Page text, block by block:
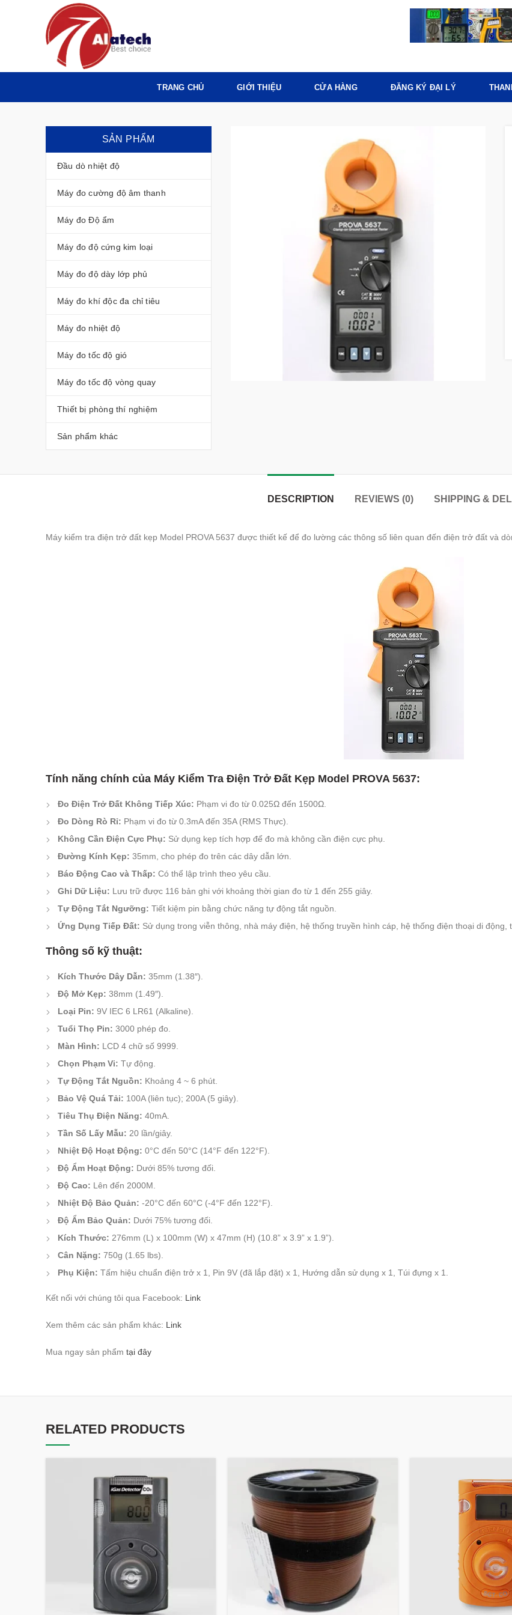
TRANG CHỦ GIỚI THIỆU CỬA HÀNG ĐĂNG KÝ ĐẠI LÝ
SẢN PHẨM
Đầu dò nhiệt độ
Máy đo cường độ âm thanh
Máy đo Độ ẩm
Máy đo độ cứng kim loại
Máy đo độ dày lớp phủ
Máy đo khí độc đa chỉ tiêu
Máy đo nhiệt độ
Máy đo tốc độ gió
Máy đo tốc độ vòng quay
Thiết bị phòng thí nghiệm
Sản phẩm khác
DESCRIPTION REVIEWS (0) SHIPPING &
Máy kiểm tra điện trở đất kẹp Model PROVA 5637 được thiết kế để đo lường các thông số liên quan đến điện trở đất và
Tính năng chính của Máy Kiểm Tra Điện Trở Đất Kẹp Model PROVA 5637:
Đo Điện Trở Đất Không Tiếp Xúc: Phạm vi đo từ 0.025Ω đến 1500Ω.
Đo Dòng Rò Rỉ: Phạm vi đo từ 0.3mA đến 35A (RMS Thực).
Không Cần Điện Cực Phụ: Sử dụng kẹp tích hợp để đo mà không cần điện cực phụ.
Đường Kính Kẹp: 35mm, cho phép đo trên các dây dẫn lớn.
Báo Động Cao và Thấp: Có thể lập trình theo yêu cầu.
Ghi Dữ Liệu: Lưu trữ được 116 bản ghi với khoảng thời gian đo từ 1 đến 255 giây.
Tự Động Tắt Ngưỡng: Tiết kiệm pin bằng chức năng tự động tắt nguồn.
Ứng Dụng Tiếp Đất: Sử dụng trong viễn thông, nhà máy điện, hệ thống truyền hình cáp, hệ thống điện thoại di động,
Thông số kỹ thuật:
Kích Thước Dây Dẫn: 35mm (1.38″).
Độ Mở Kẹp: 38mm (1.49″).
Loại Pin: 9V IEC 6 LR61 (Alkaline).
Tuổi Thọ Pin: 3000 phép đo.
Màn Hình: LCD 4 chữ số 9999.
Chọn Phạm Vi: Tự động.
Tự Động Tắt Nguồn: Khoảng 4 ~ 6 phút.
Bảo Vệ Quá Tải: 100A (liên tục); 200A (5 giây).
Tiêu Thụ Điện Năng: 40mA.
Tần Số Lấy Mẫu: 20 lần/giây.
Nhiệt Độ Hoạt Động: 0°C đến 50°C (14°F đến 122°F).
Độ Ẩm Hoạt Động: Dưới 85% tương đối.
Độ Cao: Lên đến 2000M.
Nhiệt Độ Bảo Quản: -20°C đến 60°C (-4°F đến 122°F).
Độ Ẩm Bảo Quản: Dưới 75% tương đối.
Kích Thước: 276mm (L) x 100mm (W) x 47mm (H) (10.8” x 3.9” x 1.9”).
Cân Nặng: 750g (1.65 lbs).
Phụ Kiện: Tấm hiệu chuẩn điện trở x 1, Pin 9V (đã lắp đặt) x 1, Hướng dẫn sử dụng x 1, Túi đựng x 1.
Kết nối với chúng tôi qua Facebook: Link
Xem thêm các sản phẩm khác: Link
Mua ngay sản phẩm tại đây
RELATED PRODUCTS